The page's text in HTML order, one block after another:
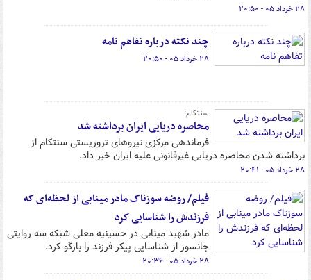
۲۸ خرداد ۰۵ - ۲۰:۵۰
چند نکته درباره تفاهم نامه
۲۸ خرداد ۰۵ - ۲۰:۵۰
سنتکام:
محاصره دریایی ایران برداشته شد
فرماندهی مرکزی نیروهای تروریستی سنتکام از
برداشته شدن محاصره دریایی غیرقانونی علیه ایران خبر داد.
۲۸ خرداد ۰۵ - ۲۰:۴۱
فیلم/ روضه سوزناک مادر مینابی از لحظه‌ای که
فرزندش را شناسایی کرد
مادر شهید مینابی در حسینیه معلی شبکه سه روایتی
جانسوز از شناسایی پیکر فرزند را بازگو کرد.
۲۸ خرداد ۰۵ - ۲۰:۳۶